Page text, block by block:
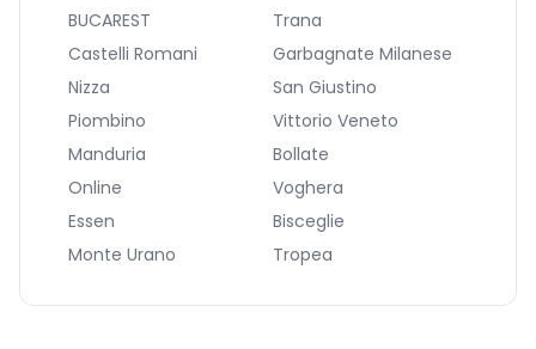
BUCAREST
Trana
Castelli Romani
Garbagnate Milanese
Nizza
San Giustino
Piombino
Vittorio Veneto
Manduria
Bollate
Online
Voghera
Essen
Bisceglie
Monte Urano
Tropea